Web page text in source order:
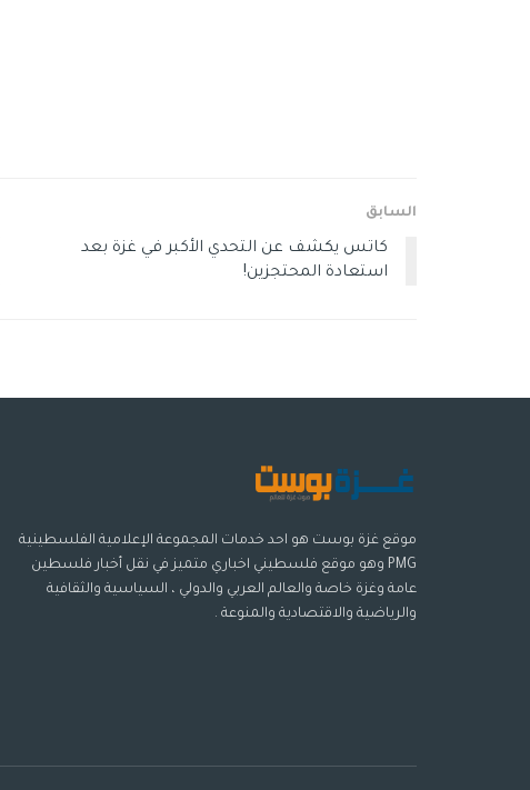
السابق
كاتس يكشف عن التحدي الأكبر في غزة بعد
استعادة المحتجزين!
موقع غزة بوست هو احد خدمات المجموعة الإعلامية الفلسطينية
PMG وهو موقع فلسطيني اخباري متميز في نقل أخبار فلسطين
عامة وغزة خاصة والعالم العربي والدولي ، السياسية والثقافية
والرياضية والاقتصادية والمنوعة .